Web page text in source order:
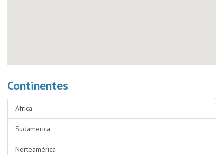
Continentes
África
Sudamerica
Norteamérica